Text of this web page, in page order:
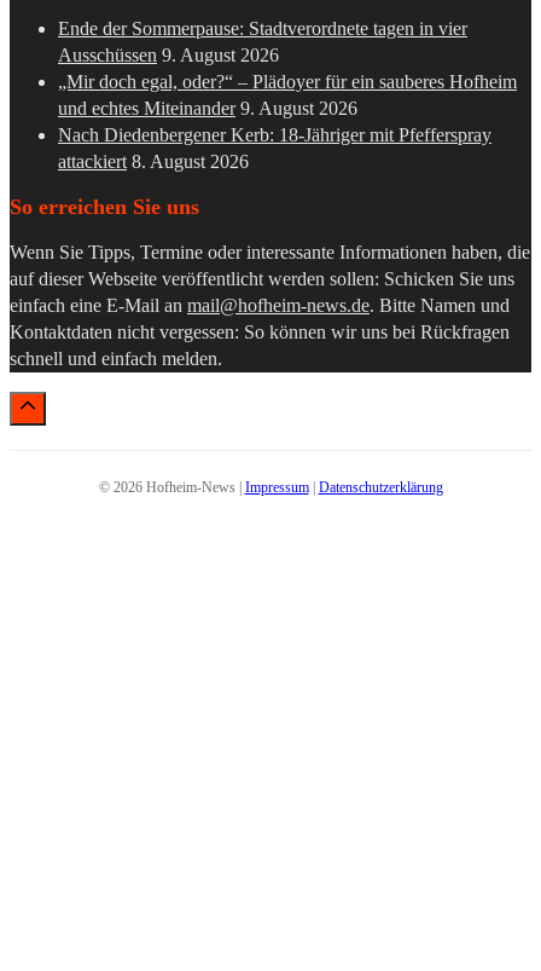
Ende der Sommerpause: Stadtverordnete tagen in vier
Ausschüssen 9. August 2026
„Mir doch egal, oder?“ – Plädoyer für ein sauberes Hofheim
und echtes Miteinander 9. August 2026
Nach Diedenbergener Kerb: 18-Jähriger mit Pfefferspray
attackiert 8. August 2026
So erreichen Sie uns
Wenn Sie Tipps, Termine oder interessante Informationen haben, die
auf dieser Webseite veröffentlicht werden sollen: Schicken Sie uns
einfach eine E-Mail an mail@hofheim-news.de. Bitte Namen und
Kontaktdaten nicht vergessen: So können wir uns bei Rückfragen
schnell und einfach melden.
© 2026 Hofheim-News | Impressum| Datenschutzerklärung